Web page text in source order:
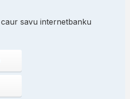
savu internetbanku